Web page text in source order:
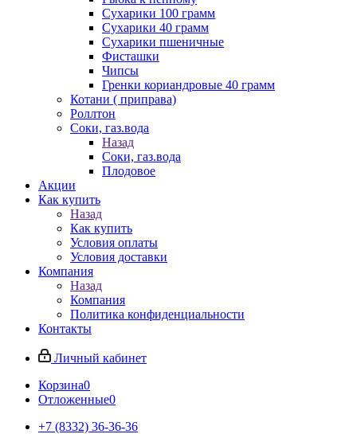
Сухарики 100 грамм
Сухарики 40 грамм
Сухарики пшеничные
Фисташки
Чипсы
Гренки кориандровые 40 грамм
Котани ( приправа)
Роллтон
Соки, газ.вода
Назад
Соки, газ.вода
Плодовое
Акции
Как купить
Назад
Как купить
Условия оплаты
Условия доставки
Компания
Назад
Компания
Политика конфиденциальности
Контакты
Личный кабинет
Корзина0
Отложенные0
+7 (8332) 36-36-36